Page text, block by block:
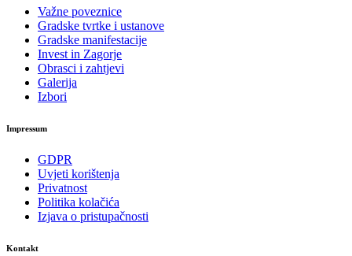
Važne poveznice
Gradske tvrtke i ustanove
Gradske manifestacije
Invest in Zagorje
Obrasci i zahtjevi
Galerija
Izbori
Impressum
GDPR
Uvjeti korištenja
Privatnost
Politika kolačića
Izjava o pristupačnosti
Kontakt